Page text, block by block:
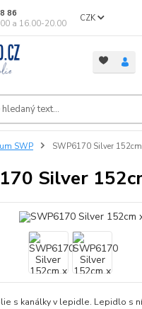
CZK
86
a 16.00-20.00
SWP SWP6170 Silver
Silver
s kanálky v lepidle. Lepidlo s